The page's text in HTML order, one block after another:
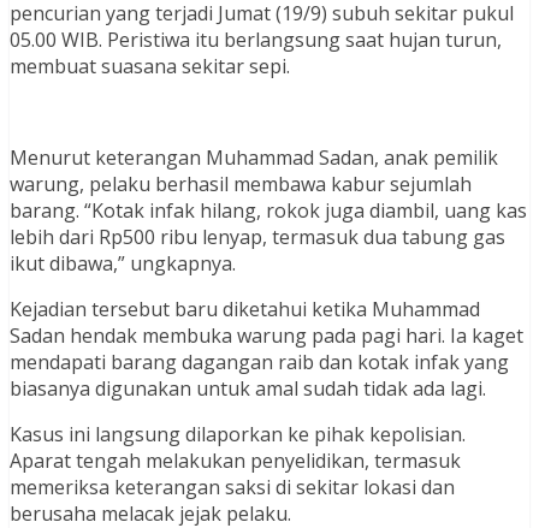
pencurian yang terjadi Jumat (19/9) subuh sekitar pukul
05.00 WIB. Peristiwa itu berlangsung saat hujan turun,
membuat suasana sekitar sepi.
Menurut keterangan Muhammad Sadan, anak pemilik
warung, pelaku berhasil membawa kabur sejumlah
barang. “Kotak infak hilang, rokok juga diambil, uang kas
lebih dari Rp500 ribu lenyap, termasuk dua tabung gas
ikut dibawa,” ungkapnya.
Kejadian tersebut baru diketahui ketika Muhammad
Sadan hendak membuka warung pada pagi hari. Ia kaget
mendapati barang dagangan raib dan kotak infak yang
biasanya digunakan untuk amal sudah tidak ada lagi.
Kasus ini langsung dilaporkan ke pihak kepolisian.
Aparat tengah melakukan penyelidikan, termasuk
memeriksa keterangan saksi di sekitar lokasi dan
berusaha melacak jejak pelaku.